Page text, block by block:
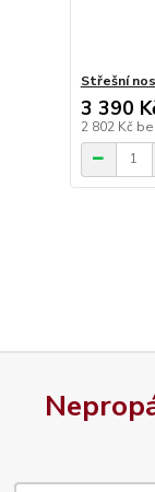
Střešní
3 390
2 802 Kč